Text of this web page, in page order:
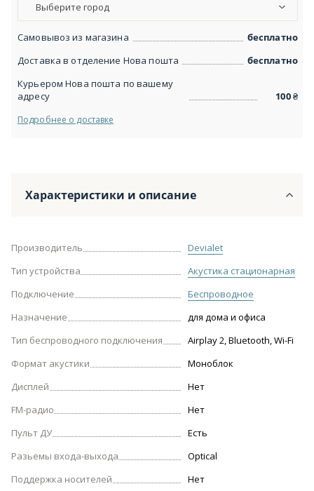
Выберите город
Самовывоз из магазина
бесплатно
Доставка в отделение Нова пошта
бесплатно
Курьером Нова пошта по вашему
адресу
100₴
Подробнее о доставке
Характеристики и описание
Производитель
Devialet
Тип устройства
Акустика стационарная
Подключение
Беспроводное
Назначение
для дома и офиса
Тип беспроводного подключения
Airplay 2, Bluetooth, Wi-Fi
Формат акустики
Моноблок
Дисплей
Нет
FM-радио
Нет
Пульт ДУ
Есть
Разьемы входа-выхода
Optical
Поддержка носителей
Нет